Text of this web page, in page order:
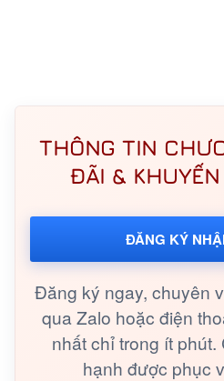
THÔNG TIN
ĐÃI & KHUYẾN
ĐĂNG KÝ
Đăng ký ngay, chuyên
qua Zalo hoặc điện
nhất chỉ trong ít phút.
hạnh được phục